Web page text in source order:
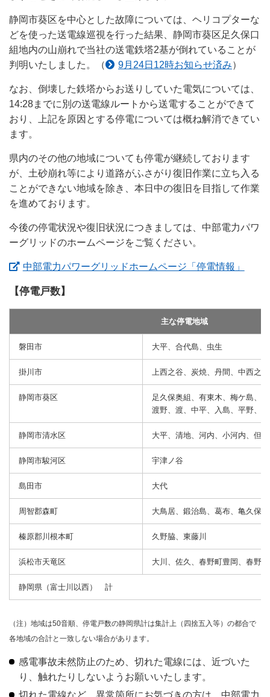
静岡市葵区を中心とした故障については、ヘリコプターな
どを使った送電線巡視を行った結果、静岡市葵区足久保口
組地内の山崩れで当社の送電鉄塔2基が倒れていることが
判明いたしました。（
9月24日12時お知らせ済み）
なお、倒壊した鉄塔からお送りしていた電気については、
14:28までに別の送電線ルートから送電することができて
おり、上記を原因とする停電については概ね解消できてい
ます。
県内のその他の地域についても停電が継続しております
が、土砂崩れ等により道路がふさがり復旧作業に立ち入る
ことができない地域を除き、本日中の復旧を目指して作業
を進めております。
今後の停電状況や復旧状況につきましては、中部電力パワ
ーグリッドのホームページをご覧ください。
中部電力パワーグリッドホームページ「停電情報」
【停電戸数】
主な停電地域
磐田市 大平、合代島、虫生
掛川市 上西之谷、炭焼、丹間、中西之谷
静岡市葵区
足久保奥組、有東木、梅ケ島、
渡野、渡、中平、入島、平野、
静岡市清水区 大平、清地、河内、小河内、但
静岡市駿河区 宇津ノ谷
島田市 大代
周智郡森町 大鳥居、鍛治島、葛布、亀久保
榛原郡川根本町 久野脇、東藤川
浜松市天竜区 大川、佐久、春野町豊岡、春野
静岡県（富士川以西） 計
（注） 地域は50音順、停電戸数の静岡県計は集計上（四捨五入等）の都合で
各地域の合計と一致しない場合があります。
感電事故未然防止のため、切れた電線には、近づいた
り、触れたりしないようお願いいたします。
切れた電線など、異常箇所にお気づきの方は、中部電力